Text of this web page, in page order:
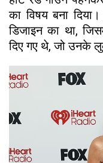
का विषय बना
डिजाइन का था,
दिए गए थे, जो उनके